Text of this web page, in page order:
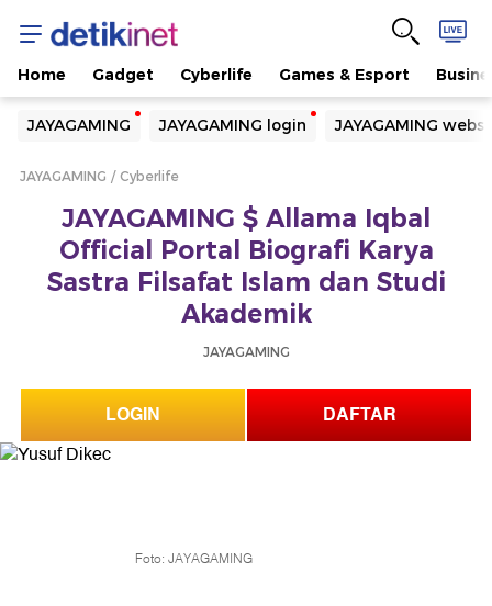
Home Gadget Cyberlife Games & Esport
JAYAGAMING JAYAGAMING login JAYAGAMING
Yang sedang ramai dicari
Loading...
Loading...
JAYAGAMING Cyberlife
JAYAGAMING $ Allama Iqbal
Official Portal Biografi Karya
Sastra Filsafat Islam dan Studi
Akademik
JAYAGAMING
LOGIN DAFTAR
Foto: JAYAGAMING